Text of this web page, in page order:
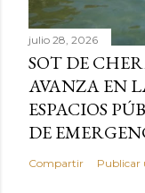
julio 28, 2026
SOT DE
AVANZA EN
ESPACIOS
DE
Compartir Publicar